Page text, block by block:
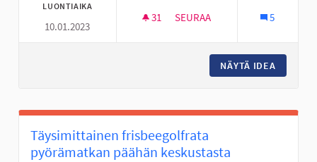
LUONTIAIKA
10.01.2023
31 31 SEURAAJAA
SEURAA 5
NÄYTÄ IDEA
Täysimittainen frisbeegolfrata
pyörämatkan päähän keskustasta